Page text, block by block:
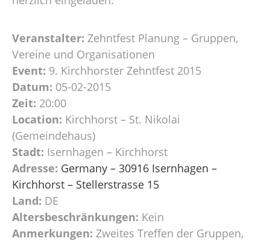
Veranstalter: Zehntfest Planung – Gruppen,
Vereine und Organisationen
Event: 9. Kirchhorster Zehntfest 2015
Datum: 05-02-2015
Zeit: 20:00
Location: Kirchhorst – St. Nikolai
(Gemeindehaus)
Stadt: Isernhagen – Kirchhorst
Adresse: Germany – 30916 Isernhagen –
Kirchhorst – Stellerstrasse 15
Land: DE
Altersbeschränkungen: Kein
Anmerkungen: Zweites Treffen der Gruppen,